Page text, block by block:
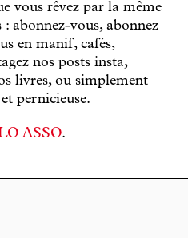
vous rêvez par la même
abonnez-vous, abonnez
en manif, cafés,
nos posts insta,
livres, ou simplement
pernicieuse.
ASSO.